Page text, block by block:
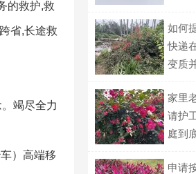
的救护,救
省,长途救
竭尽全力
）高端移
如何
快递
变质
家里
请护
庭到
申请